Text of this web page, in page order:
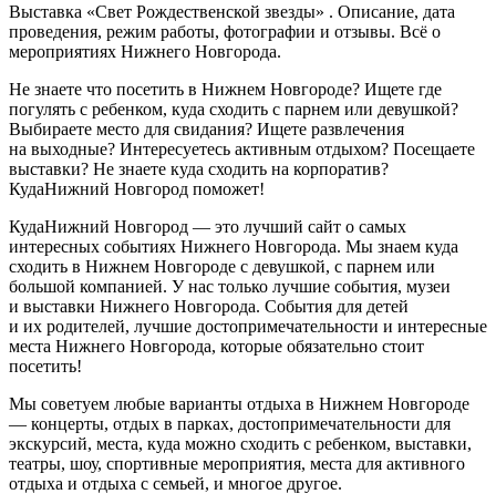
Выставка «Свет Рождественской звезды» . Описание, дата
проведения, режим работы, фотографии и отзывы. Всё о
мероприятиях Нижнего Новгорода.
Не знаете что посетить в Нижнем Новгороде? Ищете где
погулять с ребенком, куда сходить с парнем или девушкой?
Выбираете место для свидания? Ищете развлечения
на выходные? Интересуетесь активным отдыхом? Посещаете
выставки? Не знаете куда сходить на корпоратив?
КудаНижний Новгород поможет!
КудаНижний Новгород — это лучший сайт о самых
интересных событиях Нижнего Новгорода. Мы знаем куда
сходить в Нижнем Новгороде с девушкой, с парнем или
большой компанией. У нас только лучшие события, музеи
и выставки Нижнего Новгорода. События для детей
и их родителей, лучшие достопримечательности и интересные
места Нижнего Новгорода, которые обязательно стоит
посетить!
Мы советуем любые варианты отдыха в Нижнем Новгороде
— концерты, отдых в парках, достопримечательности для
экскурсий, места, куда можно сходить с ребенком, выставки,
театры, шоу, спортивные мероприятия, места для активного
отдыха и отдыха с семьей, и многое другое.